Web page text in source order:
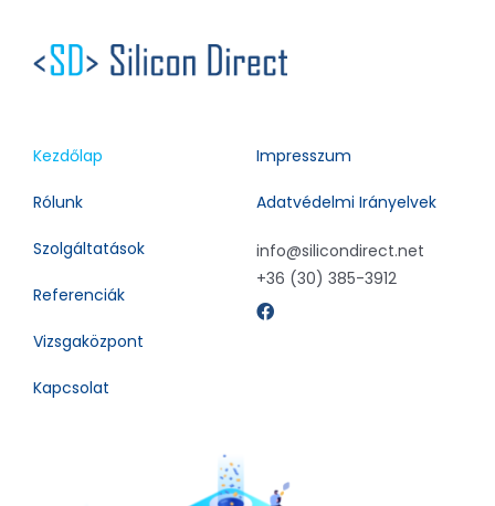
Kezdőlap
Rólunk
Szolgáltatások
Referenciák
Vizsgaközpont
Kapcsolat
Impresszum
Adatvédelmi Irányelvek
info@silicondirect.net
+36 (30) 385-3912